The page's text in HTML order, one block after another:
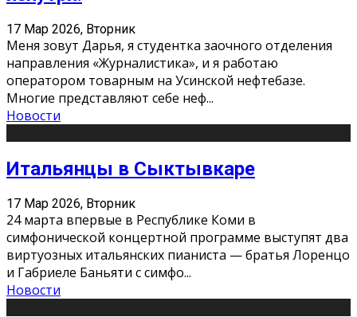
17 Мар 2026, Вторник
Меня зовут Дарья, я студентка заочного отделения
направления «Журналистика», и я работаю
оператором товарным на Усинской нефтебазе.
Многие представляют себе неф...
Новости
Итальянцы в Сыктывкаре
17 Мар 2026, Вторник
24 марта впервые в Республике Коми в
симфонической концертной программе выступят два
виртуозных итальянских пианиста — братья Лоренцо
и Габриеле Баньяти с симфо...
Новости